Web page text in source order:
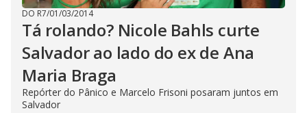
DO R7/01/03/2014
Tá rolando? Nicole Bahls curte
Salvador ao lado do ex de Ana
Maria Braga
Repórter do Pânico e Marcelo Frisoni posaram juntos em
Salvador